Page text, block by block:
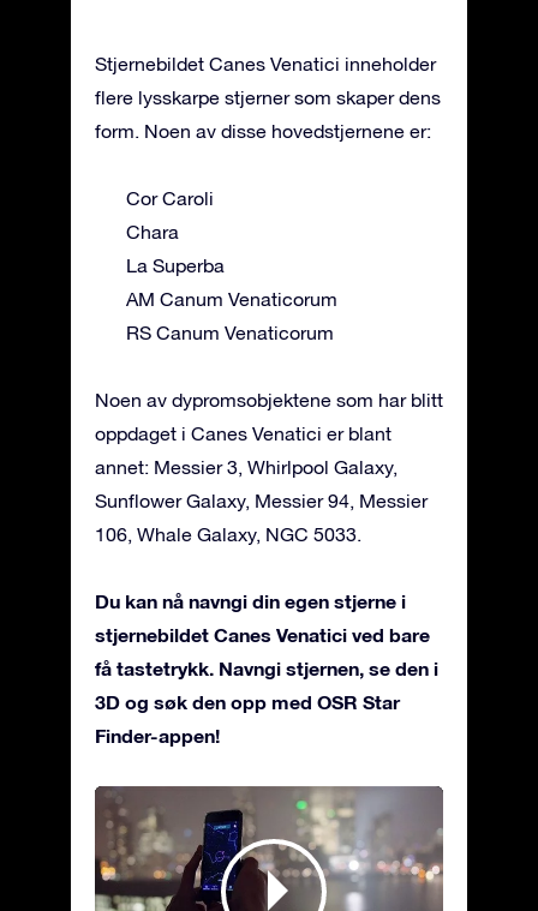
Stjernebildet Canes Venatici inneholder
flere lysskarpe stjerner som skaper dens
form. Noen av disse hovedstjernene er:
Cor Caroli
Chara
La Superba
AM Canum Venaticorum
RS Canum Venaticorum
Noen av dypromsobjektene som har blitt
oppdaget i Canes Venatici er blant
annet: Messier 3, Whirlpool Galaxy,
Sunflower Galaxy, Messier 94, Messier
106, Whale Galaxy, NGC 5033.
Du kan nå navngi din egen stjerne i
stjernebildet Canes Venatici ved bare
få tastetrykk. Navngi stjernen, se den i
3D og søk den opp med OSR Star
Finder-appen!